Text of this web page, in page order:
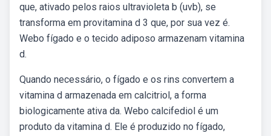
que, ativado pelos raios ultravioleta b (uvb), se
transforma em provitamina d 3 que, por sua vez é.
Webo fígado e o tecido adiposo armazenam vitamina
d.
Quando necessário, o fígado e os rins convertem a
vitamina d armazenada em calcitriol, a forma
biologicamente ativa da. Webo calcifediol é um
produto da vitamina d. Ele é produzido no fígado,